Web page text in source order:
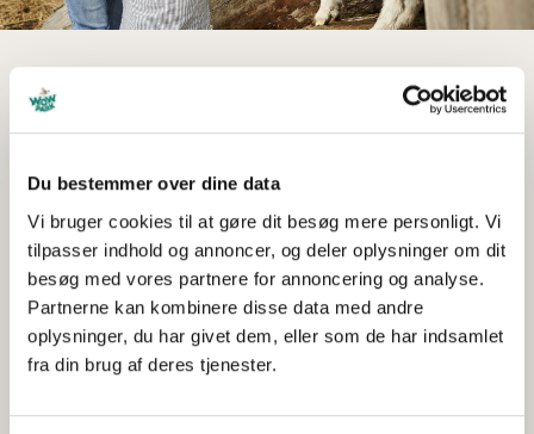
Du bestemmer over dine data
Vi bruger cookies til at gøre dit besøg mere personligt. Vi
tilpasser indhold og annoncer, og deler oplysninger om dit
besøg med vores partnere for annoncering og analyse.
Partnerne kan kombinere disse data med andre
oplysninger, du har givet dem, eller som de har indsamlet
fra din brug af deres tjenester.
Søde klappegeder og
Læg vejen forbi de søde klappegeder og hils
på gamle Villy, frække Frida og lille Mads.
Gederne er tamme, og de er vilde med at få
lidt græs serveret fra din hånd! Eller slå jer
ned på et tæppe i græsset ved vores
legeområde, hvor de mindste kan lege i